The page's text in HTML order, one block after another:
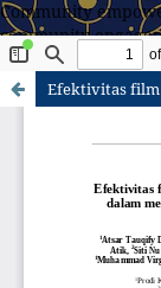
Community
community
masyarakat